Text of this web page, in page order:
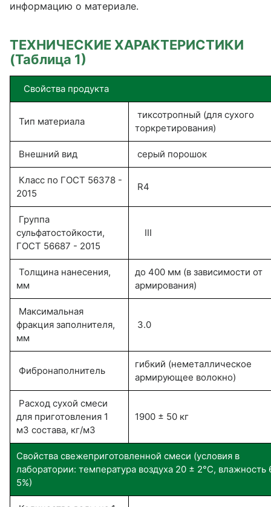
информацию о материале.
ТЕХНИЧЕСКИЕ ХАРАКТЕРИСТИКИ
(Таблица 1)
Свойства продукта
Тип материала
тиксотропный (для сухого
торкретирования)
Внешний вид серый порошок
Класс по ГОСТ 56378 -
2015
R4
Группа
сульфатостойкости,
ГОСТ 56687 - 2015
III
Толщина нанесения,
мм
до 400 мм (в зависимости от
армирования)
Максимальная
фракция заполнителя,
мм
3.0
Фибронаполнитель
гибкий (неметаллическое
армирующее волокно)
Расход сухой смеси
для приготовления 1
м3 состава, кг/м3
1900 ± 50 кг
Свойства свежеприготовленной смеси (условия в
лаборатории: температура воздуха 20 ± 2°С, влажность
5%)